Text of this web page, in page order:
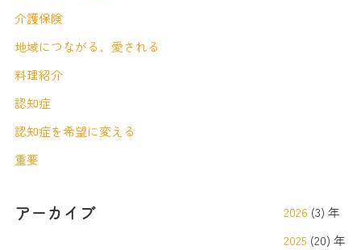
介護保険
地域につながる、愛される
料理紹介
認知症
認知症を希望に変える
重要
アーカイブ 2026 (3) 年
2025 (20) 年